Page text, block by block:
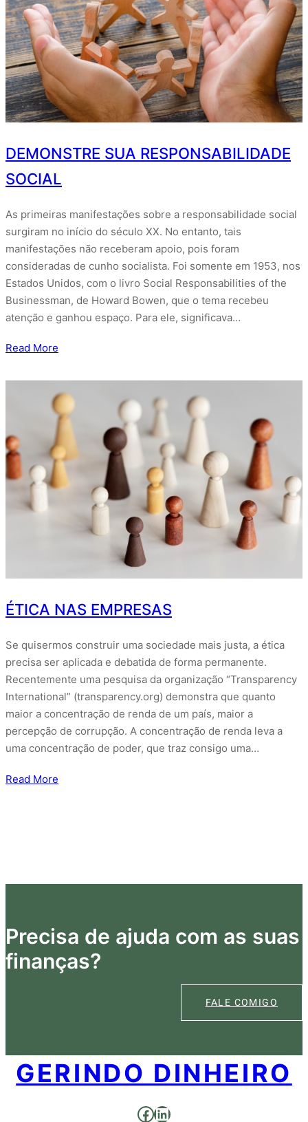
DEMONSTRE SUA RESPONSABILIDADE
SOCIAL
As primeiras manifestações sobre a responsabilidade social
surgiram no início do século XX. No entanto, tais
manifestações não receberam apoio, pois foram
consideradas de cunho socialista. Foi somente em 1953, nos
Estados Unidos, com o livro Social Responsabilities of the
Businessman, de Howard Bowen, que o tema recebeu
atenção e ganhou espaço. Para ele, significava…
Read More
ÉTICA NAS EMPRESAS
Se quisermos construir uma sociedade mais justa, a ética
precisa ser aplicada e debatida de forma permanente.
Recentemente uma pesquisa da organização “Transparency
International” (transparency.org) demonstra que quanto
maior a concentração de renda de um país, maior a
percepção de corrupção. A concentração de renda leva a
uma concentração de poder, que traz consigo uma…
Read More
Precisa de ajuda com as suas
finanças?
FALE COMIGO
GERINDO DINHEIRO
Facebook LinkedIn